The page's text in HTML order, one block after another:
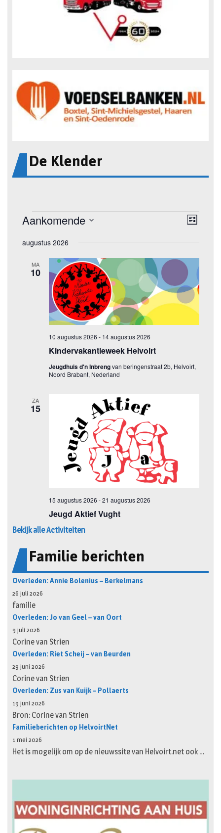
De Klender
Bekijk alle Activiteiten
Familie berichten
Overleden: Annie Bolenius – Berkelmans
26 juli 2026
familie
Overleden: Jo van Geel – van Oort
9 juli 2026
Corine van Strien
Overleden: Riet Scheij – van Beurden
29 juni 2026
Corine van Strien
Overleden: Zus van Kuijk – Pollaerts
19 juni 2026
Bron: Corine van Strien
Familieberichten op HelvoirtNet
1 mei 2026
Het is mogelijk om op de nieuwssite van Helvoirt.net ook …